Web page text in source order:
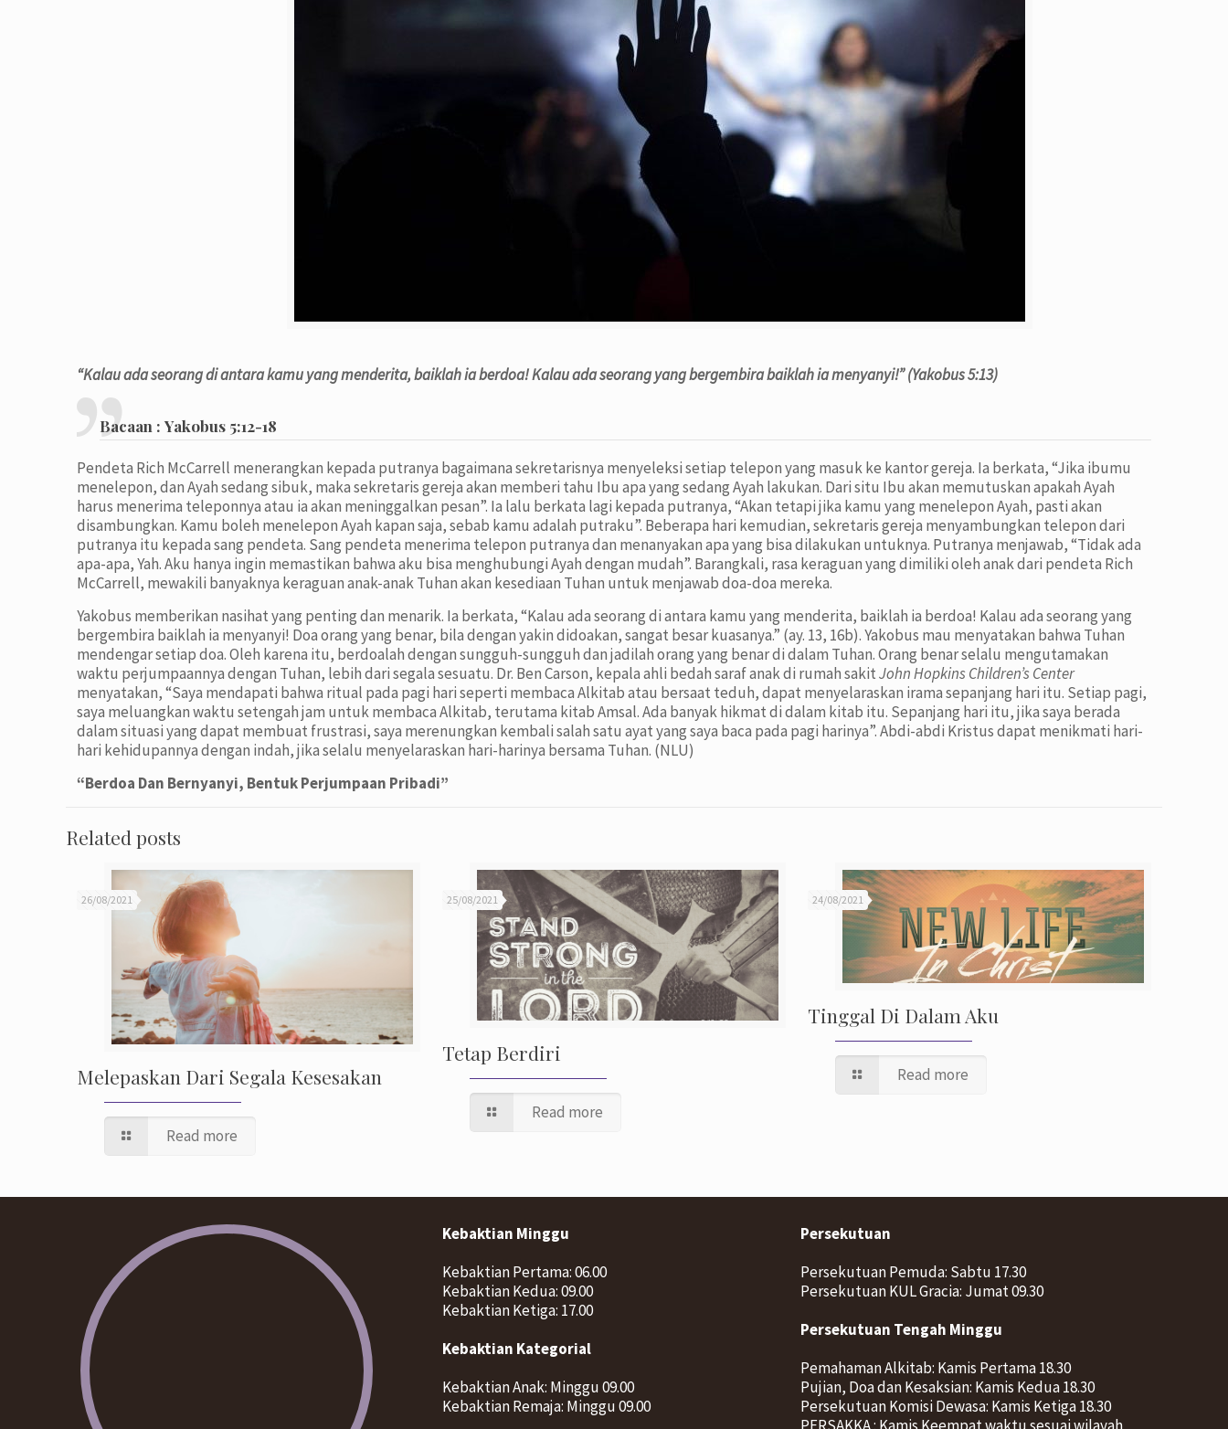
“Kalau ada seorang di antara kamu yang menderita, baiklah ia berdoa! Kalau ada seorang yang bergembira baiklah ia menyanyi!”(Yakobus 5:13)
Bacaan : Yakobus 5:12-18
Pendeta Rich McCarrell menerangkan kepada putranya bagaimana sekretarisnya menyeleksi setiap telepon yang masuk ke kantor gereja. Ia berkata, “Jika ibumu
menelepon, dan Ayah sedang sibuk, maka sekretaris gereja akan memberi tahu Ibu apa yang sedang Ayah lakukan. Dari situ Ibu akan memutuskan apakah Ayah
harus menerima teleponnya atau ia akan meninggalkan pesan”. Ia lalu berkata lagi kepada putranya, “Akan tetapi jika kamu yang menelepon Ayah, pasti akan
disambungkan. Kamu boleh menelepon Ayah kapan saja, sebab kamu adalah putraku”. Beberapa hari kemudian, sekretaris gereja menyambungkan telepon dari
putranya itu kepada sang pendeta. Sang pendeta menerima telepon putranya dan menanyakan apa yang bisa dilakukan untuknya. Putranya menjawab, “Tidak ada
apa-apa, Yah. Aku hanya ingin memastikan bahwa aku bisa menghubungi Ayah dengan mudah”. Barangkali, rasa keraguan yang dimiliki oleh anak dari pendeta Rich
McCarrell, mewakili banyaknya keraguan anak-anak Tuhan akan kesediaan Tuhan untuk menjawab doa-doa mereka.
Yakobus memberikan nasihat yang penting dan menarik. Ia berkata, “Kalau ada seorang di antara kamu yang menderita, baiklah ia berdoa! Kalau ada seorang yang
bergembira baiklah ia menyanyi! Doa orang yang benar, bila dengan yakin didoakan, sangat besar kuasanya.” (ay. 13, 16b). Yakobus mau menyatakan bahwa Tuhan
mendengar setiap doa. Oleh karena itu, berdoalah dengan sungguh-sungguh dan jadilah orang yang benar di dalam Tuhan. Orang benar selalu mengutamakan
waktu perjumpaannya dengan Tuhan, lebih dari segala sesuatu. Dr. Ben Carson, kepala ahli bedah saraf anak di rumah sakitJohn Hopkins Children’s Center
menyatakan, “Saya mendapati bahwa ritual pada pagi hari seperti membaca Alkitab atau bersaat teduh, dapat menyelaraskan irama sepanjang hari itu. Setiap pagi,
saya meluangkan waktu setengah jam untuk membaca Alkitab, terutama kitab Amsal. Ada banyak hikmat di dalam kitab itu. Sepanjang hari itu, jika saya berada
dalam situasi yang dapat membuat frustrasi, saya merenungkan kembali salah satu ayat yang saya baca pada pagi harinya”. Abdi-abdi Kristus dapat menikmati hari-
hari kehidupannya dengan indah, jika selalu menyelaraskan hari-harinya bersama Tuhan. (NLU)
“Berdoa Dan Bernyanyi, Bentuk Perjumpaan Pribadi”
Related posts
26/08/2021
Melepaskan Dari Segala Kesesakan
Read more
25/08/2021
Tetap Berdiri
Read more
24/08/2021
Tinggal Di Dalam Aku
Read more
Kebaktian Minggu
Kebaktian Pertama: 06.00
Kebaktian Kedua: 09.00
Kebaktian Ketiga: 17.00
Kebaktian Kategorial
Kebaktian Anak: Minggu 09.00
Kebaktian Remaja: Minggu 09.00
Persekutuan
Persekutuan Pemuda: Sabtu 17.30
Persekutuan KUL Gracia: Jumat 09.30
Persekutuan Tengah Minggu
Pemahaman Alkitab: Kamis Pertama 18.30
Pujian, Doa dan Kesaksian: Kamis Kedua 18.30
Persekutuan Komisi Dewasa: Kamis Ketiga 18.30